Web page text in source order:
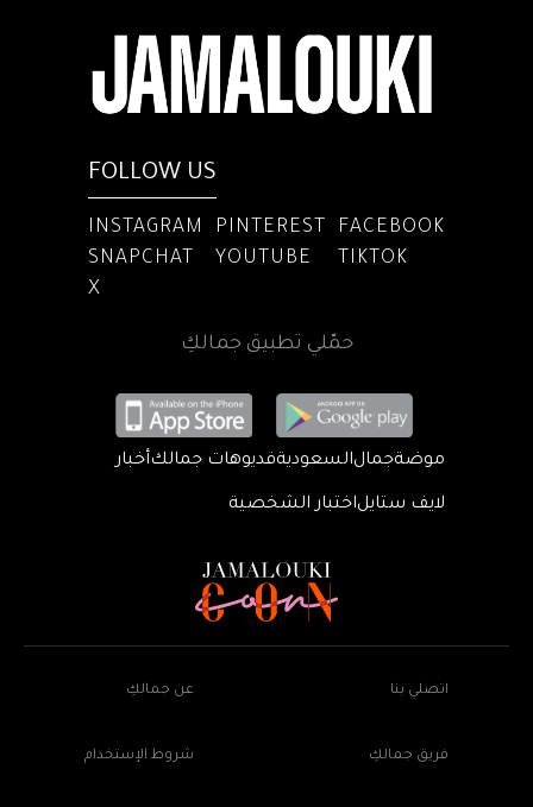
FOLLOW US
INSTAGRAM PINTEREST
FACEBOOK
SNAPCHAT
YOUTUBE
TIKTOK
X
حمّلي تطبيق جمالكِ
موضةجمالالسعوديةفديوهات جمالكأخبار
لايف ستايلاختبار الشخصية
اتصلي بنا عن جمالكِ
فريق جمالكِ شروط الإستخدام